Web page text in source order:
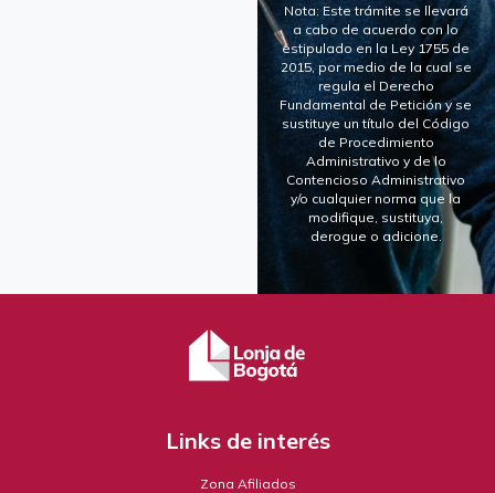
Nota: Este trámite se llevará
a cabo de acuerdo con lo
estipulado en la Ley 1755 de
2015, por medio de la cual se
regula el Derecho
Fundamental de Petición y se
sustituye un título del Código
de Procedimiento
Administrativo y de lo
Contencioso Administrativo
y/o cualquier norma que la
modifique, sustituya,
derogue o adicione.
Links de interés
Zona Afiliados